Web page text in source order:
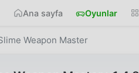
Ana sayfa Oyunlar
Weapon Master